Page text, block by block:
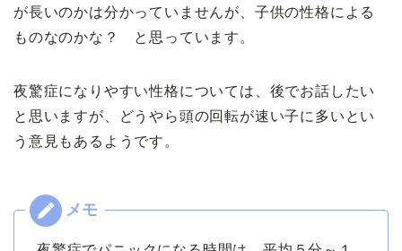
が長いのかは分かっていませんが、子供の性格による
ものなのかな？ と思っています。
夜驚症になりやすい性格については、後でお話したい
と思いますが、どうやら頭の回転が速い子に多いとい
う意見もあるようです。